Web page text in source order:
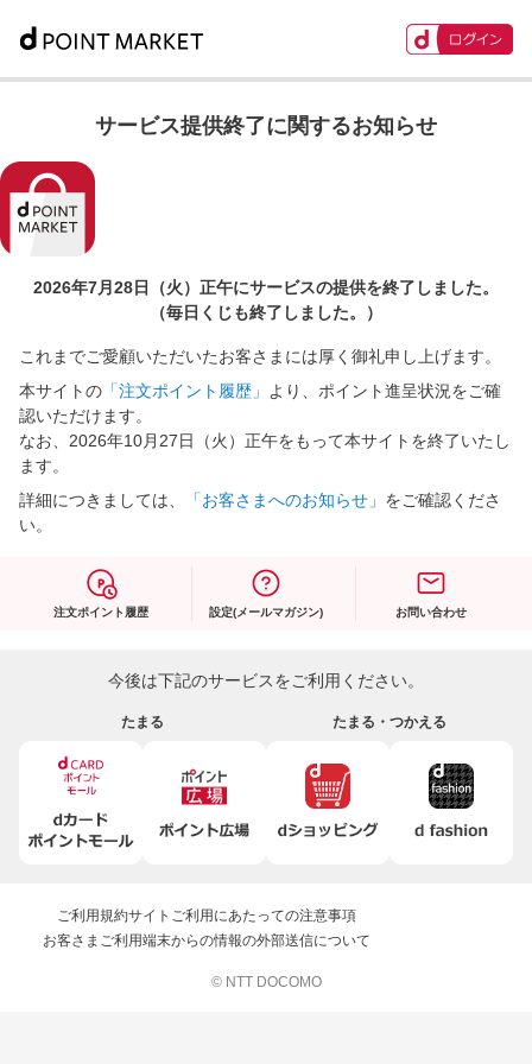
サービス提供終了に関するお知らせ
2026年7月28日（火）正午にサービスの提供を終了しました。
（毎日くじも終了しました。）
これまでご愛顧いただいたお客さまには厚く御礼申し上げます。
本サイトの 「注文ポイント履歴」
より、ポイント進呈状況をご確
認いただけます。
なお、2026年10月27日（火）正午をもって本サイトを終了いたし
ます。
詳細につきましては、
「お客さまへのお知らせ」 をご確認くださ
い。
注文ポイント履歴 設定(メールマガジン) お問い合わせ
今後は下記のサービスをご利用ください。
たまる たまる・つかえる
ご利用規約サイトご利用にあたっての注意事項
お客さまご利用端末からの情報の外部送信について
© NTT DOCOMO